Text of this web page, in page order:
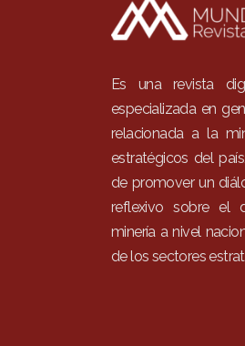
Es una revista
especializada en
relacionada a la
estratégicos del
de promover un
reflexivo sobre el
minería a nivel
de los sectores